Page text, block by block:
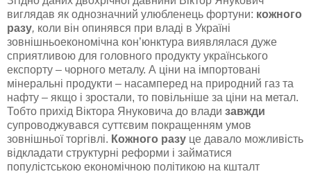
виглядав як однозначний улюбленець фортуни: кожного
разу, коли він опинявся при владі в Україні
зовнішньоекономічна кон’юнктура виявлялася дуже
сприятливою для головного продукту українського
експорту – чорного металу. А ціни на імпортовані
мінеральні продукти – насамперед на природний газ та
нафту – якщо і зростали, то повільніше за ціни на метал.
Тобто прихід Віктора Януковича до влади завжди
супроводжувався суттєвим покращенням умов
зовнішньої торгівлі. Кожного разу це давало можливість
відкладати структурні реформи і займатися
популістською економічною політикою на кшталт